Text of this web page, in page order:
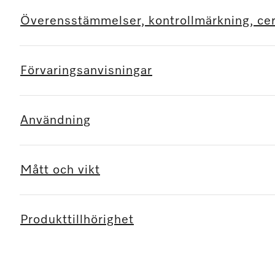
Överensstämmelser, kontrollmärkning,
Förvaringsanvisningar
Användning
Mått och vikt
Produkttillhörighet